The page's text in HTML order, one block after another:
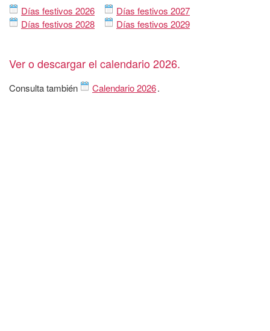
Días festivos 2026
Días festivos 2027
Días festivos 2028
Días festivos 2029
Ver o descargar el calendario 2026.
Consulta también Calendario 2026.